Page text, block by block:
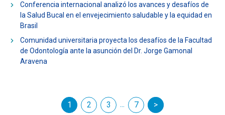
Conferencia internacional analizó los avances y desafíos de
la Salud Bucal en el envejecimiento saludable y la equidad en
Brasil
Comunidad universitaria proyecta los desafíos de la Facultad
de Odontología ante la asunción del Dr. Jorge Gamonal
Aravena
1 2 3 ... 7
siguiente